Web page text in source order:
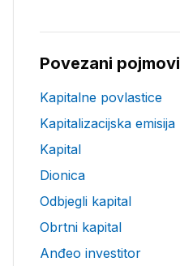
Povezani pojmovi
Kapitalne povlastice
Kapitalizacijska emisija
Kapital
Dionica
Odbjegli kapital
Obrtni kapital
Anđeo investitor